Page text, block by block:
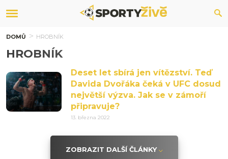
DOMŮ HROBNÍK
HROBNÍK
Deset let sbírá jen vítězství. Teď
Davida Dvořáka čeká v UFC dosud
největší výzva. Jak se v zámoří
připravuje?
13. března 2022
ZOBRAZIT DALŠÍ ČLÁNKY